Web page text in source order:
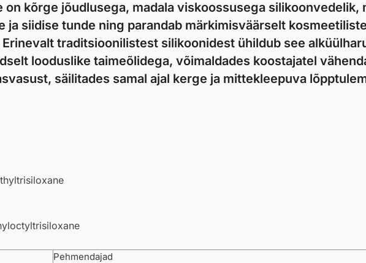
on kõrge jõudlusega, madala viskoossusega silikoonvedelik,
ja siidise tunde ning parandab märkimisväärselt
traditsioonilistest silikoonidest ühildub see
looduslike taimeõlidega, võimaldades koostajatel
säilitades samal ajal kerge ja mittekleepuva
Pehmendajad